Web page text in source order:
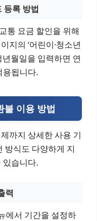
등록 방법
통 요금 할인을 위해
지의 ‘어린이·청소년
월일을 입력하면 연
용됩니다.
불 이용 방법
까지 상세한 사용 기
방식도 다양하게 지
있습니다.
력
에서 기간을 설정하